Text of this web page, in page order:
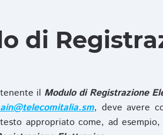
di
il Modulo di Registrazione
, deve avere
appropriato come, ad